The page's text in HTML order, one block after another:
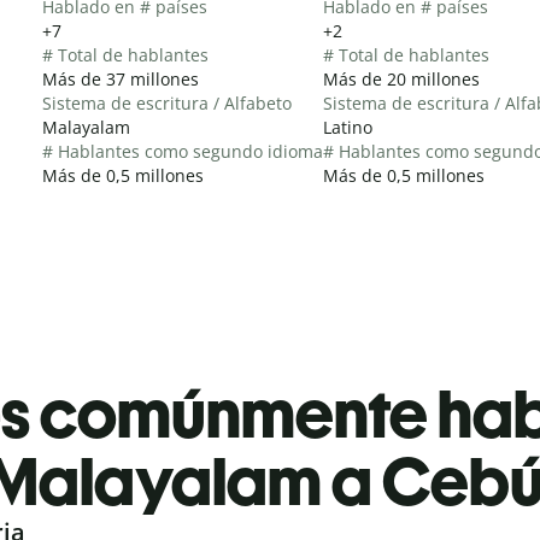
Hablado en # países
+7
# Total de hablantes
Más de 37 millones
Sistema de escritura / Alfabeto
Malayalam
# Hablantes como segundo idioma
Más de 0,5 millones
Hablado en # países
+2
# Total de hablantes
Más de 20 millones
Sistema de escritura /
Latino
# Hablantes como
Más de 0,5 millones
comúnmente
a